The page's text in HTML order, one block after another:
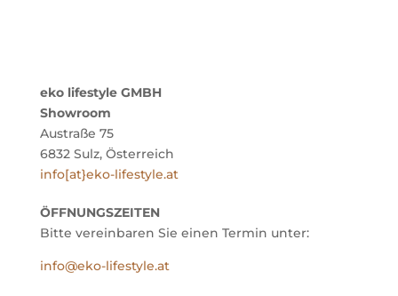
eko lifestyle GMBH
Showroom
Austraße 75
6832 Sulz, Österreich
info[at}eko-lifestyle.at
ÖFFNUNGSZEITEN
Bitte vereinbaren Sie einen Termin unter:
info@eko-lifestyle.at